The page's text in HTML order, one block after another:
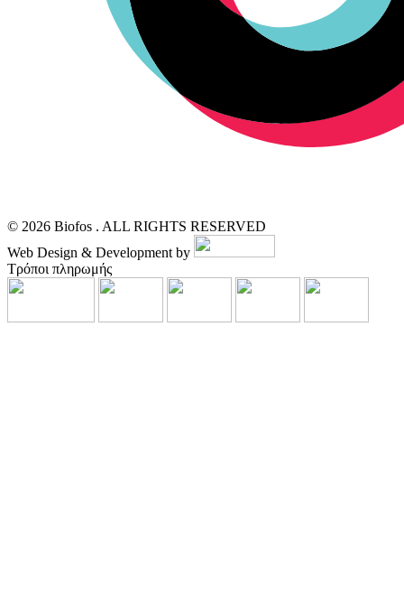
© 2026 Biofos . ALL RIGHTS RESERVED
Web Design & Development by
Τρόποι πληρωμής